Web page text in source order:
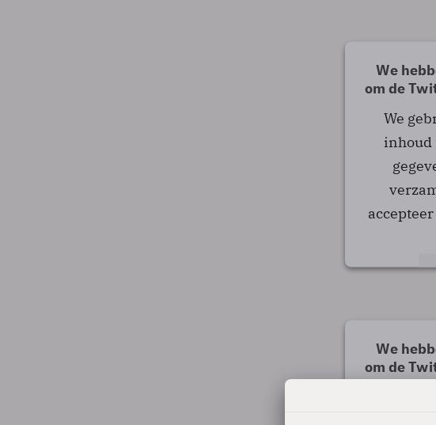
We
om de
We
inhoud
We
om de